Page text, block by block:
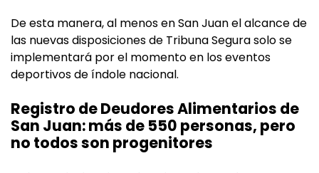
De esta manera, al menos en San Juan el alcance de
las nuevas disposiciones de Tribuna Segura solo se
implementará por el momento en los eventos
deportivos de índole nacional.
Registro de Deudores Alimentarios de
San Juan: más de 550 personas, pero
no todos son progenitores